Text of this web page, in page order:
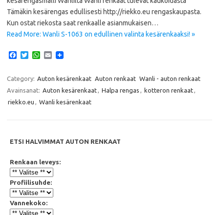
Tämäkin kesärengas edullisesti http://riekko.eu rengaskaupasta.
Kun ostat riekosta saat renkaalle asianmukaisen…
Read More: Wanli S-1063 on edullinen valinta kesärenkaaksi! »
e
b
o
o
T
t
e
r
W
t
A
p
E
i
Category: Auton kesärenkaat Auton renkaat Wanli - auton renkaat
Avainsanat: Auton kesärenkaat Halpa rengas kotteron renkaat
riekko.eu
Wanli kesärenkaat
ETSI HALVIMMAT AUTON RENKAAT
Renkaan leveys:
Profiilisuhde:
Vannekoko: